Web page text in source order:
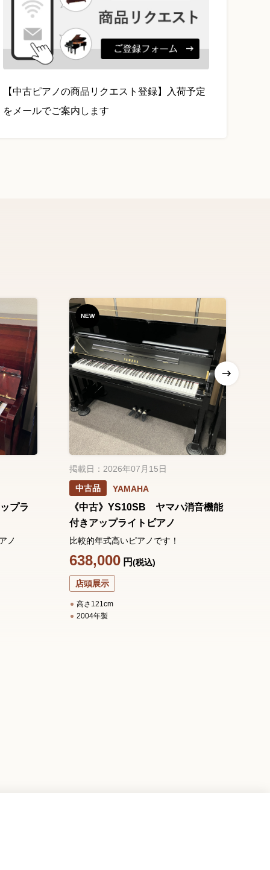
【中古ピアノの商品リクエスト登録】入荷予定
をメールでご案内します
プラ
ノ
NEW
掲載日：2026年07月15日
中古品
YAMAHA
《中古》YS10SB ヤマハ消音機能
付きアップライトピアノ
比較的年式高いピアノです！
638,000 円(税込)
店頭展示
高さ121cm
2004年製